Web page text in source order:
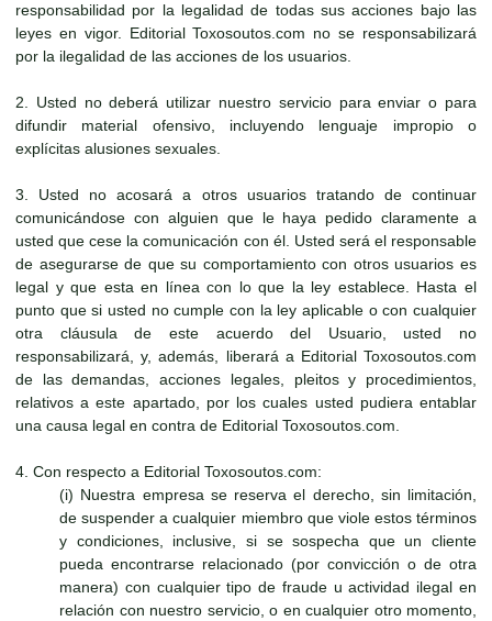
responsabilidad por la legalidad de todas sus acciones bajo las
leyes en vigor. Editorial Toxosoutos.com no se responsabilizará
por la ilegalidad de las acciones de los usuarios.
2. Usted no deberá utilizar nuestro servicio para enviar o para
difundir material ofensivo, incluyendo lenguaje impropio o
explícitas alusiones sexuales.
3. Usted no acosará a otros usuarios tratando de continuar
comunicándose con alguien que le haya pedido claramente a
usted que cese la comunicación con él. Usted será el responsable
de asegurarse de que su comportamiento con otros usuarios es
legal y que esta en línea con lo que la ley establece. Hasta el
punto que si usted no cumple con la ley aplicable o con cualquier
otra cláusula de este acuerdo del Usuario, usted no
responsabilizará, y, además, liberará a Editorial Toxosoutos.com
de las demandas, acciones legales, pleitos y procedimientos,
relativos a este apartado, por los cuales usted pudiera entablar
una causa legal en contra de Editorial Toxosoutos.com.
4. Con respecto a Editorial Toxosoutos.com:
(i) Nuestra empresa se reserva el derecho, sin limitación,
de suspender a cualquier miembro que viole estos términos
y condiciones, inclusive, si se sospecha que un cliente
pueda encontrarse relacionado (por convicción o de otra
manera) con cualquier tipo de fraude u actividad ilegal en
relación con nuestro servicio, o en cualquier otro momento,